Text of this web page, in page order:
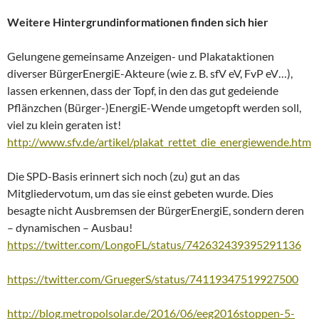
Weitere Hintergrundinformationen finden sich hier
Gelungene gemeinsame Anzeigen- und Plakataktionen
diverser BürgerEnergiE-Akteure (wie z. B. sfV eV, FvP eV…),
lassen erkennen, dass der Topf, in den das gut gedeiende
Pflänzchen (Bürger-)EnergiE-Wende umgetopft werden soll,
viel zu klein geraten ist!
http://www.sfv.de/artikel/plakat_rettet_die_energiewende.htm
Die SPD-Basis erinnert sich noch (zu) gut an das
Mitgliedervotum, um das sie einst gebeten wurde. Dies
besagte nicht Ausbremsen der BürgerEnergiE, sondern deren
– dynamischen – Ausbau!
https://twitter.com/LongoFL/status/742632439395291136
https://twitter.com/GruegerS/status/74119347519927500
http://blog.metropolsolar.de/2016/06/eeg2016stoppen-5-